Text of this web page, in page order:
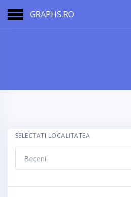
GRAPHS.RO
SELECTATI LOCALITATEA